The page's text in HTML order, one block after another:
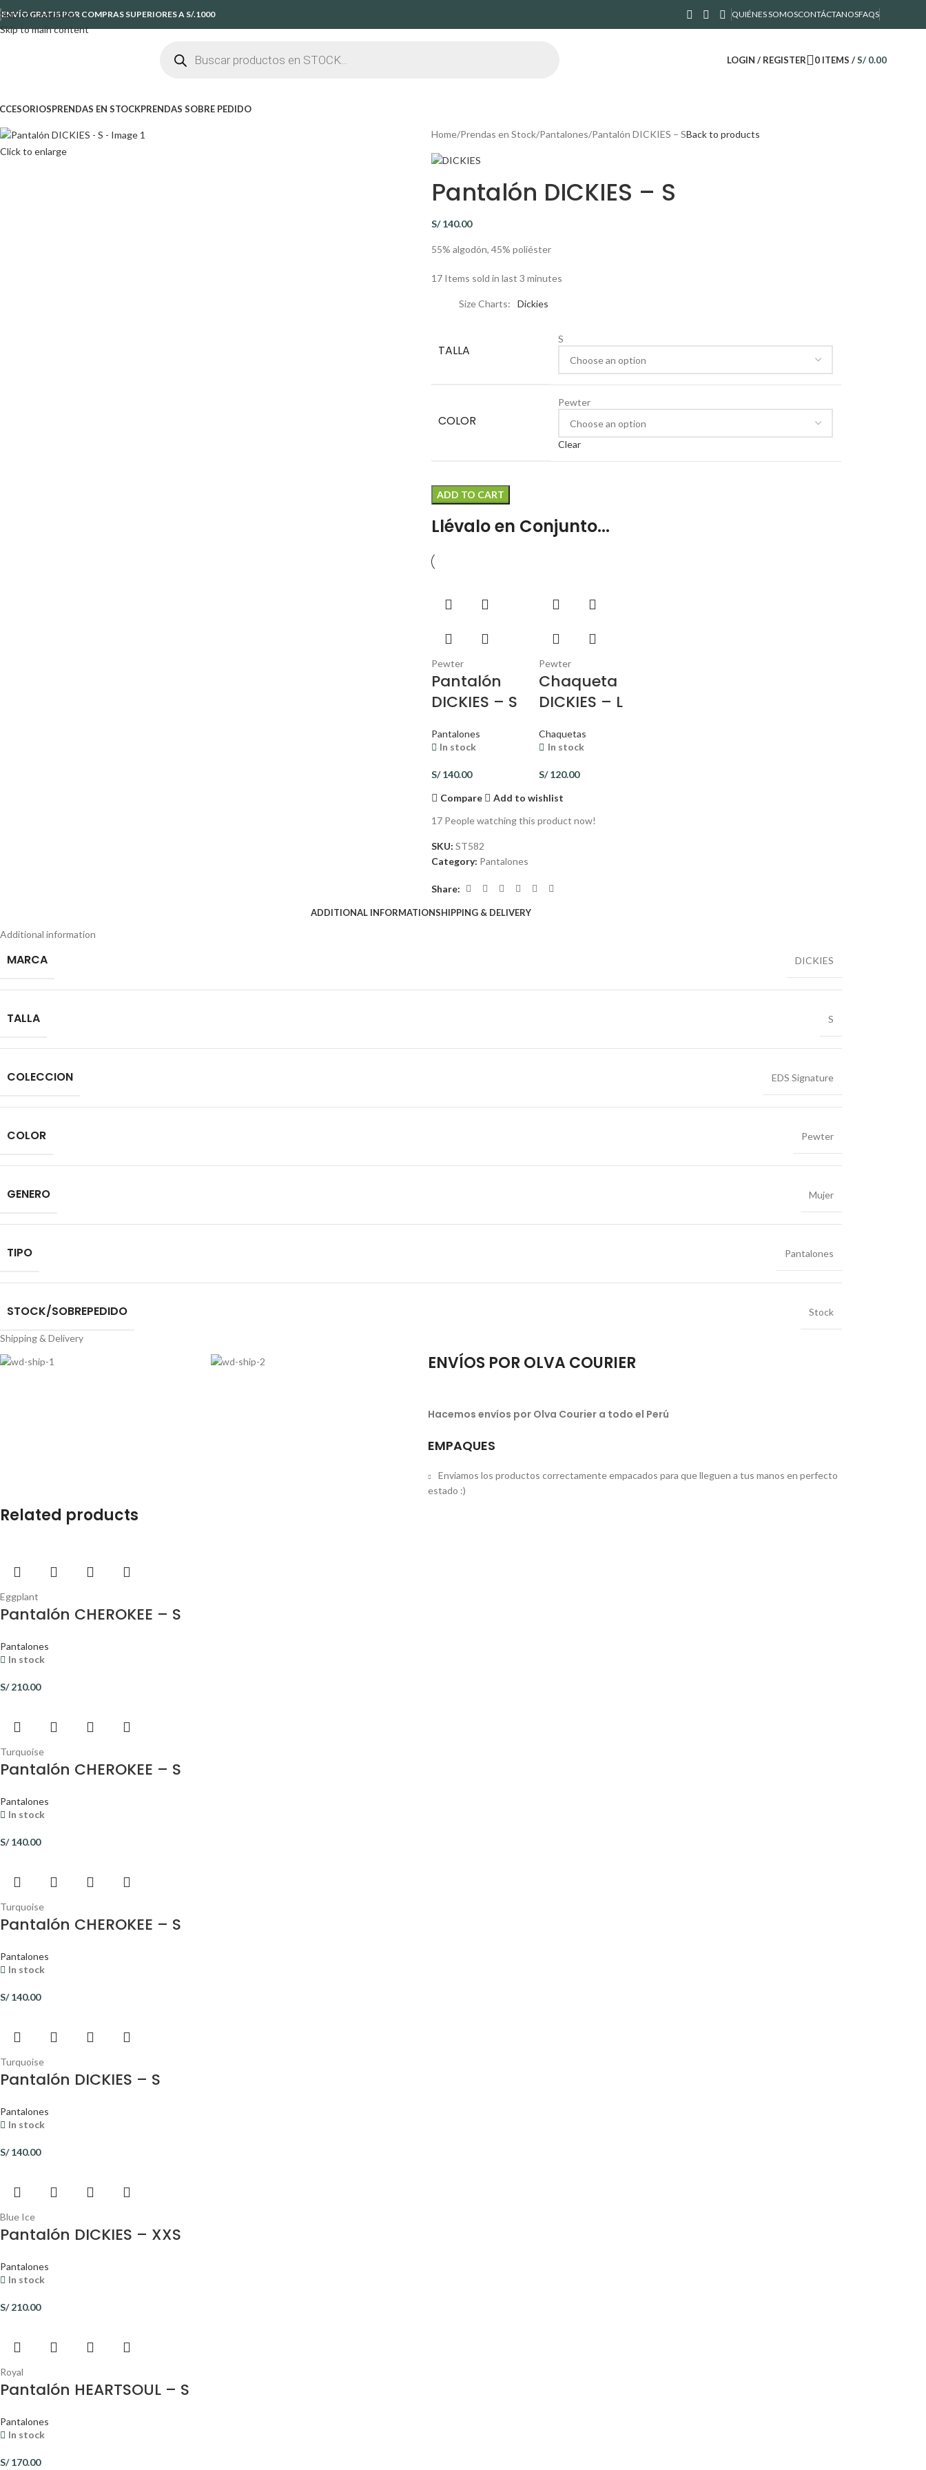
Skip to navigation
Skip to main content
ENVÍO GRATIS POR COMPRAS SUPERIORES A S/.1000 QUIÉNES SOMOSCONTÁCTANOSFAQS
LOGIN / REGISTER 0 ITEMS / S/0.00
PRENDAS EN STOCKPRENDAS SOBRE PEDIDO
Click to enlarge
Home Prendas en Stock Pantalones Pantalón DICKIES – SBack to products
Pantalón DICKIES – S
S/140.00
55% algodón, 45% poliéster
17 Items sold in last 3 minutes
Size Charts Dickies
TALLA
S
COLOR
Pewter
Clear
ADD TO CART
Llévalo en Conjunto...
Pewter
Pantalón
DICKIES – S
Pantalones
In stock
S/140.00
Pewter
Chaqueta
DICKIES – L
Chaquetas
In stock
S/120.00
Compare
Add to wishlist
17 People watching this product now!
SKU: ST582
Category: Pantalones
Share:
ADDITIONAL INFORMATIONSHIPPING & DELIVERY
Additional information
MARCA DICKIES
TALLA S
COLECCION EDS Signature
COLOR Pewter
GENERO Mujer
TIPO Pantalones
STOCK/SOBREPEDIDO Stock
Shipping & Delivery
ENVÍOS POR OLVA COURIER
Hacemos envíos por Olva Courier a todo el Perú
EMPAQUES
Enviamos los productos correctamente empacados para que lleguen a tus manos en perfecto
estado :)
Related products
Eggplant
Pantalón CHEROKEE – S
Pantalones
In stock
S/210.00
Turquoise
Pantalón CHEROKEE – S
Pantalones
In stock
S/140.00
Turquoise
Pantalón CHEROKEE – S
Pantalones
In stock
S/140.00
Turquoise
Pantalón DICKIES – S
Pantalones
In stock
S/140.00
Blue Ice
Pantalón DICKIES – XXS
Pantalones
In stock
S/210.00
Royal
Pantalón HEARTSOUL – S
Pantalones
In stock
S/170.00